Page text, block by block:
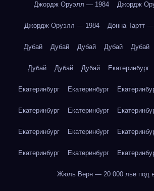
Джордж Оруэлл — 1984 Джордж
Джордж Оруэлл — 1984 Донна Тартт
Дубай Дубай Дубай Дубай Дубай
Дубай Дубай Дубай Екатеринбург
Екатеринбург Екатеринбург
Екатеринбург Екатеринбург
Екатеринбург Екатеринбург
Екатеринбург Екатеринбург
Жюль Верн — 20 000 лье под